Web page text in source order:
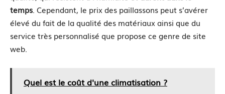
temps. Cependant, le prix des paillassons peut s’avérer
élevé du fait de la qualité des matériaux ainsi que du
service très personnalisé que propose ce genre de site
web.
Quel est le coût d'une climatisation ?